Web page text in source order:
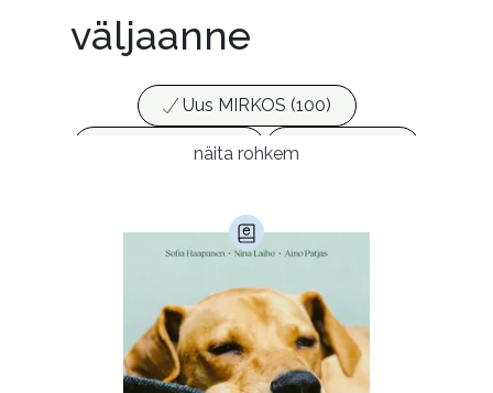
väljaanne
Uus MIRKOS (100)
Populaarsed (25)
Ajakirjad (17)
Armastusromaanid (292)
Biograafiad (228)
Eesti kirjandus (1773)
näita rohkem